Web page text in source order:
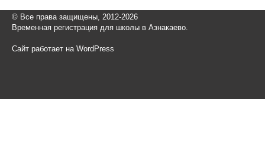
© Все права защищены, 2012-2026
Временная регистрация для школы в Азнакаево.
Сайт работает на WordPress